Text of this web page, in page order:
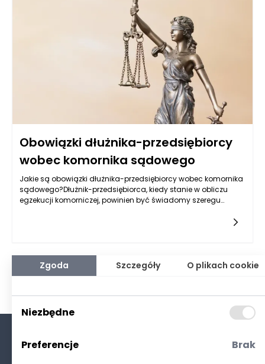
Obowiązki dłużnika-przedsiębiorcy
wobec komornika sądowego
Jakie są obowiązki dłużnika-przedsiębiorcy wobec komornika
sądowego?Dłużnik-przedsiębiorca, kiedy stanie w obliczu
egzekucji komorniczej, powinien być świadomy szeregu
Zgoda Szczegóły O plikach cookie
Niezbędne
Preferencje Brak